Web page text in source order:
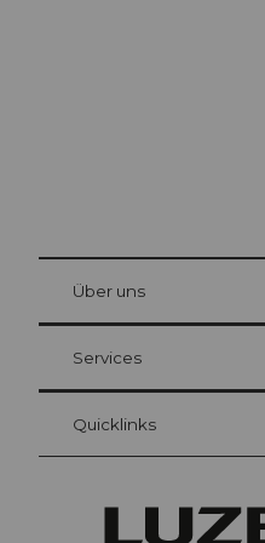
Gästekarte Luzern
Ihre Vorteile als Übernachtungsgast
at Bre
Über uns
Services
Quicklinks